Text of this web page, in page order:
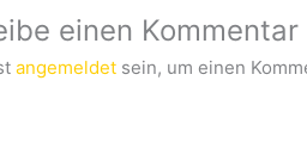
einen Kommentar
angemeldet sein, um einen